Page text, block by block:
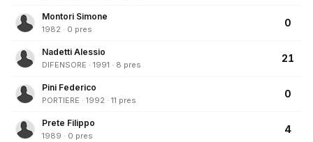
Montori Simone
1982 · 0 pres
0
Nadetti Alessio
DIFENSORE · 1991 · 8 pres
21
Pini Federico
PORTIERE · 1992 · 11 pres
0
Prete Filippo
1989 · 0 pres
4